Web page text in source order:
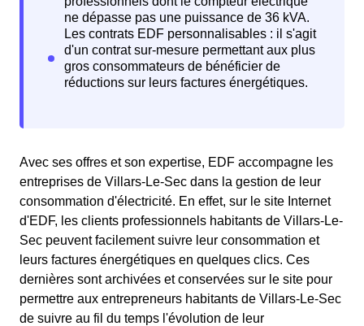
Avec ses offres et son expertise, EDF accompagne les
entreprises de Villars-Le-Sec dans la gestion de leur
consommation d'électricité. En effet, sur le site Internet
d'EDF, les clients professionnels habitants de Villars-Le-
Sec peuvent facilement suivre leur consommation et
leurs factures énergétiques en quelques clics. Ces
dernières sont archivées et conservées sur le site pour
permettre aux entrepreneurs habitants de Villars-Le-Sec
de suivre au fil du temps l'évolution de leur